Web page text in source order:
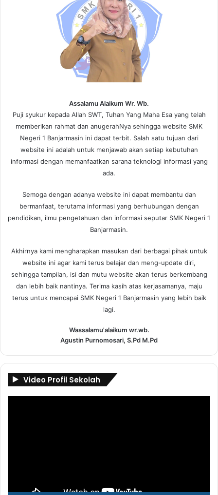
Assalamu Alaikum Wr. Wb.
Puji syukur kepada Allah SWT, Tuhan Yang Maha Esa yang telah
memberikan rahmat dan anugerahNya sehingga website SMK
Negeri 1 Banjarmasin ini dapat terbit. Salah satu tujuan dari
website ini adalah untuk menjawab akan setiap kebutuhan
informasi dengan memanfaatkan sarana teknologi informasi yang
ada.
Semoga dengan adanya website ini dapat membantu dan
bermanfaat, terutama informasi yang berhubungan dengan
pendidikan, ilmu pengetahuan dan informasi seputar SMK Negeri 1
Banjarmasin.
Akhirnya kami mengharapkan masukan dari berbagai pihak untuk
website ini agar kami terus belajar dan meng-update diri,
sehingga tampilan, isi dan mutu website akan terus berkembang
dan lebih baik nantinya. Terima kasih atas kerjasamanya, maju
terus untuk mencapai SMK Negeri 1 Banjarmasin yang lebih baik
lagi.
Wassalamu'alaikum wr.wb.
Agustin Purnomosari, S.Pd M.Pd
Video Profil Sekolah